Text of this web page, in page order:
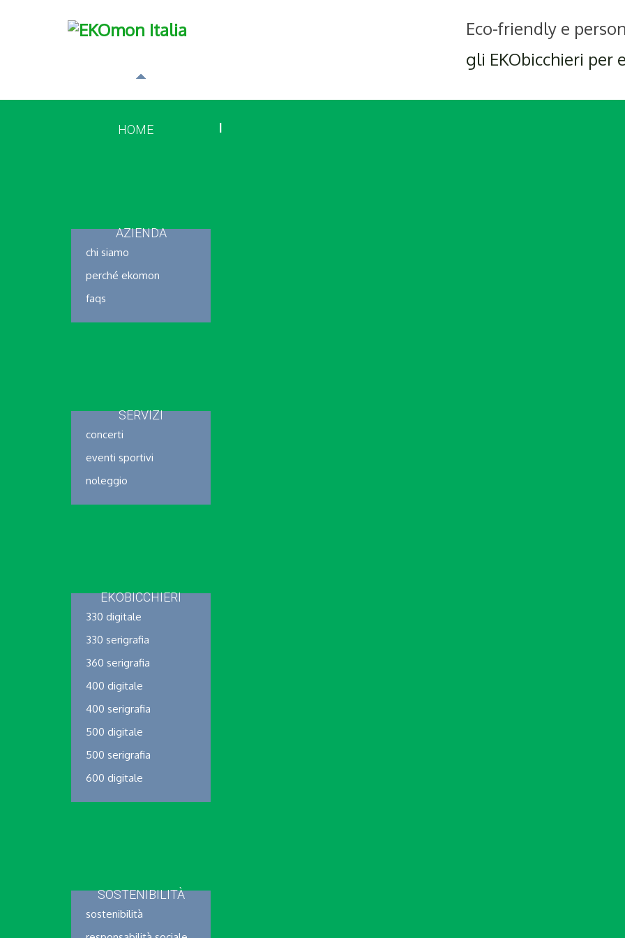
Eco-friendly e
gli EKObicchieri
HOME
AZIENDA
chi siamo
perché ekomon
faqs
SERVIZI
concerti
eventi sportivi
noleggio
EKOBICCHIERI
330 digitale
330 serigrafia
360 serigrafia
400 digitale
400 serigrafia
500 digitale
500 serigrafia
600 digitale
SOSTENIBILITÀ
sostenibilità